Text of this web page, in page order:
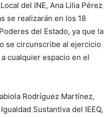
del INE, Ana Lilia Pérez
se realizarán en los 18
del Estado, ya que la
se circunscribe al ejercicio
cualquier espacio en el
Rodríguez Martínez,
Sustantiva del IEEQ,